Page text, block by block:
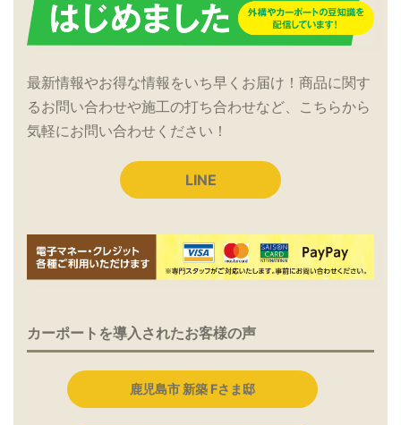
最新情報やお得な情報をいち早くお届け！商品に関す
るお問い合わせや施工の打ち合わせなど、こちらから
気軽にお問い合わせください！
LINE
カーポートを導入されたお客様の声
鹿児島市 新築 Fさま邸